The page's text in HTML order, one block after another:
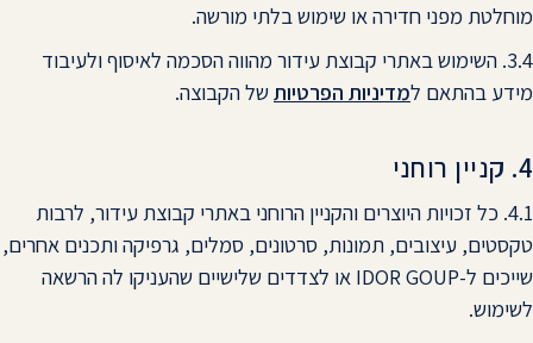
מוחלטת מפני חדירה או שימוש בלתי מורשה.
3.4. השימוש באתרי קבוצת עידור מהווה הסכמה לאיסוף ולעיבוד
מידע בהתאם למדיניות הפרטיות של הקבוצה.
4. קניין רוחני
4.1. כל זכויות היוצרים והקניין הרוחני באתרי קבוצת עידור, לרבות
טקסטים, עיצובים, תמונות, סרטונים, סמלים, גרפיקה ותכנים אחרים,
שייכים ל-IDOR GOUP או לצדדים שלישיים שהעניקו לה הרשאה
לשימוש.